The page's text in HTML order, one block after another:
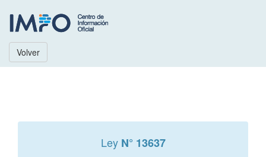
Volver
Ley N° 13637